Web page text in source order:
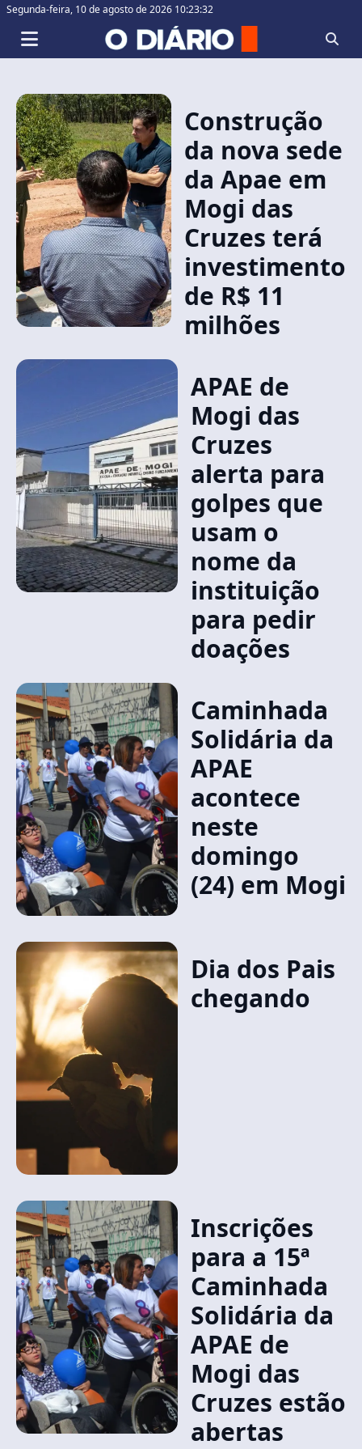
Segunda-feira, 10 de agosto de 2026 10:23:33
Construção
da nova sede
da Apae em
Mogi das
Cruzes terá
investimento
de R$ 11
milhões
APAE de
Mogi das
Cruzes
alerta para
golpes que
usam o
nome da
instituição
para pedir
doações
Caminhada
Solidária da
APAE
acontece
neste
domingo
(24) em Mogi
Dia dos Pais
chegando
Inscrições
para a 15ª
Caminhada
Solidária da
APAE de
Mogi das
Cruzes estão
abertas